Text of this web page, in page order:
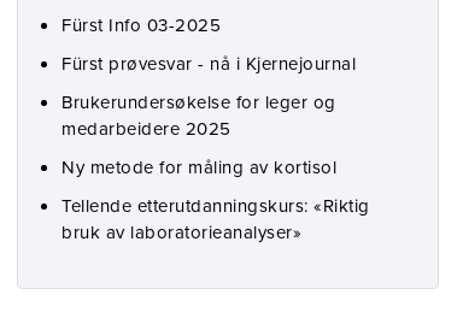
Fürst Info 03-2025
Fürst prøvesvar - nå i Kjernejournal
Brukerundersøkelse for leger og
medarbeidere 2025
Ny metode for måling av kortisol
Tellende etterutdanningskurs: «Riktig
bruk av laboratorieanalyser»